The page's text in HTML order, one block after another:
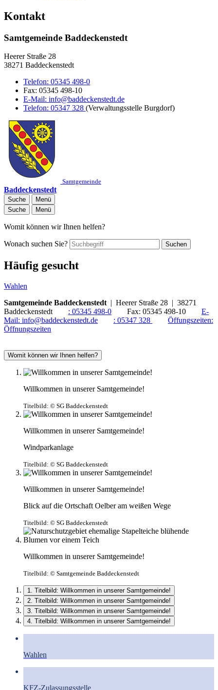
Kontakt
Samtgemeinde Baddeckenstedt
Heerer Straße 28
38271 Baddeckenstedt
Telefon: 05345 498-0
Fax: 05345 498-10
E-Mail: info@baddeckenstedt.de
Telefon: 05347 328 (Verwaltungsstelle Burgdorf)
Samtgemeinde
Baddeckenstedt
Suche
Menü
Suche
Menü
Womit können wir Ihnen helfen?
Wonach suchen Sie? Suchen
Häufig gesucht
Wahlen
Samtgemeinde Baddeckenstedt | Heerer Straße 28 | 38271
Baddeckenstedt : 05345 498-0 Fax: 05345 498-10
E-
Mail: info@baddeckenstedt.de : 05347 328
Öffungszeiten:
Öffnungszeiten
Womit können wir Ihnen helfen?
Willkommen in unserer Samtgemeinde!
Titelbild: © SG Baddeckenstedt
Willkommen in unserer Samtgemeinde!
Windparkanlage
Titelbild: © SG Baddeckenstedt
Willkommen in unserer Samtgemeinde!
Blick auf die Ortschaft Oelber am weißen Wege
Titelbild: © SG Baddeckenstedt
Willkommen in unserer Samtgemeinde!
Titelbild: © Samtgemeinde Baddeckenstedt
1. Titelbild: Willkommen in unserer Samtgemeinde!
2. Titelbild: Willkommen in unserer Samtgemeinde!
3. Titelbild: Willkommen in unserer Samtgemeinde!
4. Titelbild: Willkommen in unserer Samtgemeinde!
Wahlen
KFZ-Zulassungsstelle